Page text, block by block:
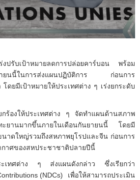
งปรับเป้าหมายลดการปล่อยคาร์บอน พร้อม
ยายนนี้ในการส่งแผนปฏิบัติการ ก่อนการ
ดยมีเป้าหมายให้ประเทศต่าง ๆ เร่งยกระดับ
กร้องให้ประเทศต่าง ๆ จัดทำแผนด้านสภาพ
ะยานมากขึ้นภายในเดือนกันยายนนี้ โดยมี
นาดใหญ่รวมถึงสหภาพยุโรปและจีน ก่อนการ
าศของสหประชาชาติปลายปีนี้
ะเทศต่าง ๆ ส่งแผนดังกล่าว ซึ่งเรียกว่า
(NDCs) เพื่อให้สามารถประเมิน